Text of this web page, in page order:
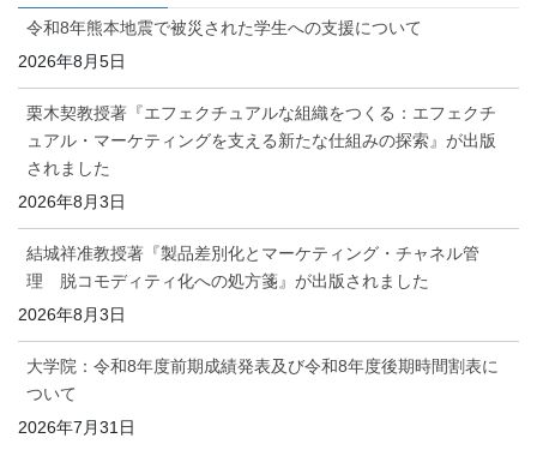
令和8年熊本地震で被災された学生への支援について
2026年8月5日
栗木契教授著『エフェクチュアルな組織をつくる：エフェクチ
ュアル・マーケティングを支える新たな仕組みの探索』が出版
されました
2026年8月3日
結城祥准教授著『製品差別化とマーケティング・チャネル管
理 脱コモディティ化への処方箋』が出版されました
2026年8月3日
大学院：令和8年度前期成績発表及び令和8年度後期時間割表に
ついて
2026年7月31日